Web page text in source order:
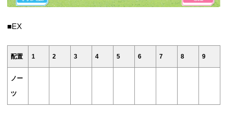
■EX
配置 1 2 3 4 5 6 7 8 9
ノー
ツ